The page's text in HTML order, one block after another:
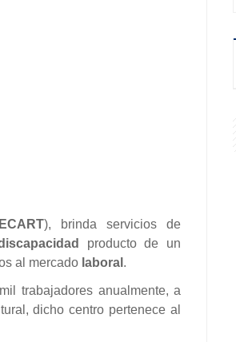
), brinda servicios de
producto de un
al mercado laboral .
trabajadores anualmente, a
dicho centro pertenece al